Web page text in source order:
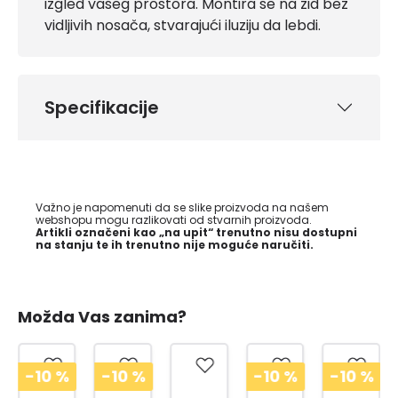
vidljivih nosača, stvarajući iluziju da lebdi.
Specifikacije
Važno je napomenuti da se slike proizvoda na našem
webshopu mogu razlikovati od stvarnih proizvoda.
Artikli označeni kao „na upit“ trenutno nisu dostupni
na stanju te ih trenutno nije moguće naručiti.
Možda Vas zanima?
-10% -10 -10% -19%